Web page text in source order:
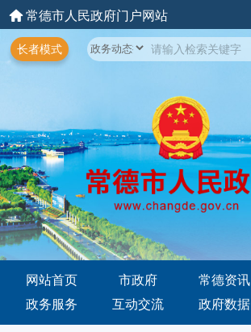
常德市人民政府门户网站
长者模式
网站首页 市政府 常德资讯
政务服务
互动交流 政府数据